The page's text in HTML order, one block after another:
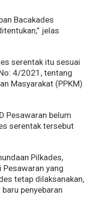
Bacakades
jelas
serentak itu sesuai
4/2021, tentang
Masyarakat (PPKM)
Pesawaran belum
serentak tersebut
Pilkades,
yang
tetap dilaksanakan,
penyebaran